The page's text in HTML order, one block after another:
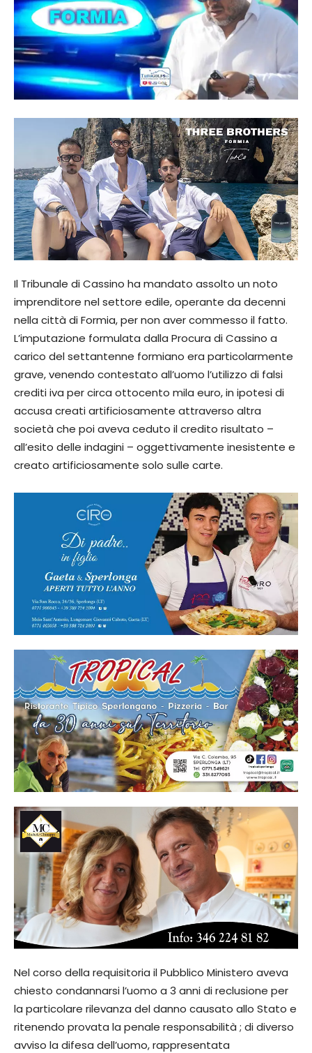
Il Tribunale di Cassino ha mandato assolto un noto
imprenditore nel settore edile, operante da decenni
nella città di Formia, per non aver commesso il fatto.
L’imputazione formulata dalla Procura di Cassino a
carico del settantenne formiano era particolarmente
grave, venendo contestato all’uomo l’utilizzo di falsi
crediti iva per circa ottocento mila euro, in ipotesi di
accusa creati artificiosamente attraverso altra
società che poi aveva ceduto il credito risultato –
all’esito delle indagini – oggettivamente inesistente e
creato artificiosamente solo sulle carte.
Nel corso della requisitoria il Pubblico Ministero aveva
chiesto condannarsi l’uomo a 3 anni di reclusione per
la particolare rilevanza del danno causato allo Stato e
ritenendo provata la penale responsabilità ; di diverso
avviso la difesa dell’uomo, rappresentata